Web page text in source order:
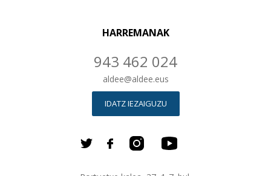
HARREMANAK
943 462 024
aldee@aldee.eus
IDATZ IEZAIGUZU